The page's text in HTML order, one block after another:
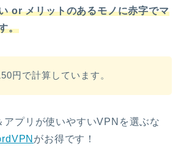
or メリットのあるモノに赤字でマ
。
円で計算しています。
アプリが使いやすいVPNを選ぶな
がお得です！